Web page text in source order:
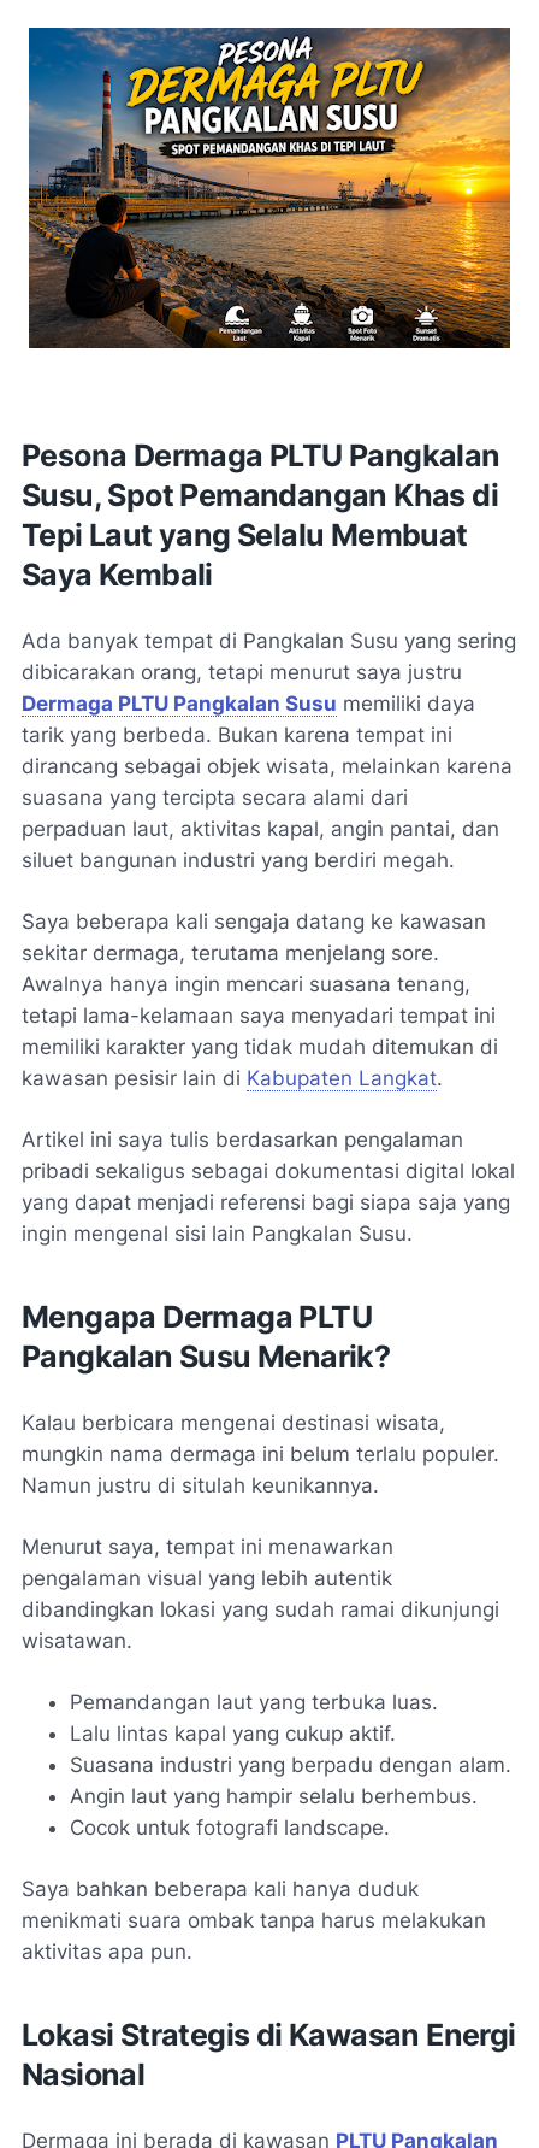
Pesona Dermaga PLTU Pangkalan
Susu, Spot Pemandangan Khas di
Tepi Laut yang Selalu Membuat
Saya Kembali
Ada banyak tempat di Pangkalan Susu yang sering
dibicarakan orang, tetapi menurut saya justru
Dermaga PLTU Pangkalan Susu memiliki daya
tarik yang berbeda. Bukan karena tempat ini
dirancang sebagai objek wisata, melainkan karena
suasana yang tercipta secara alami dari
perpaduan laut, aktivitas kapal, angin pantai, dan
siluet bangunan industri yang berdiri megah.
Saya beberapa kali sengaja datang ke kawasan
sekitar dermaga, terutama menjelang sore.
Awalnya hanya ingin mencari suasana tenang,
tetapi lama-kelamaan saya menyadari tempat ini
memiliki karakter yang tidak mudah ditemukan di
kawasan pesisir lain di Kabupaten Langkat.
Artikel ini saya tulis berdasarkan pengalaman
pribadi sekaligus sebagai dokumentasi digital lokal
yang dapat menjadi referensi bagi siapa saja yang
ingin mengenal sisi lain Pangkalan Susu.
Mengapa Dermaga PLTU
Pangkalan Susu Menarik?
Kalau berbicara mengenai destinasi wisata,
mungkin nama dermaga ini belum terlalu populer.
Namun justru di situlah keunikannya.
Menurut saya, tempat ini menawarkan
pengalaman visual yang lebih autentik
dibandingkan lokasi yang sudah ramai dikunjungi
wisatawan.
Pemandangan laut yang terbuka luas.
Lalu lintas kapal yang cukup aktif.
Suasana industri yang berpadu dengan alam.
Angin laut yang hampir selalu berhembus.
Cocok untuk fotografi landscape.
Saya bahkan beberapa kali hanya duduk
menikmati suara ombak tanpa harus melakukan
aktivitas apa pun.
Lokasi Strategis di Kawasan Energi
Nasional
Dermaga ini berada di kawasan PLTU Pangkalan